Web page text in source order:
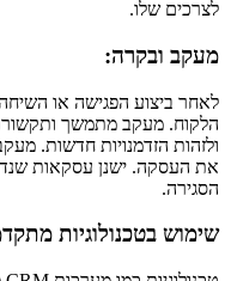
לצרכים שלו.
מעקב ובקרה:
לאחר ביצוע הפגישה או
הלקוח. מעקב מתמשך
ולזהות הזדמנויות חדשות.
את העסקה. ישנן עסקאות
הסגירה.
שימוש בטכנולוגיות